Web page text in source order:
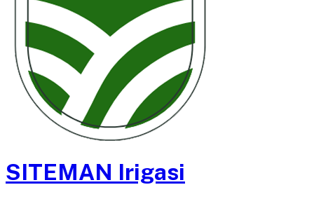
SITEMAN Irigasi